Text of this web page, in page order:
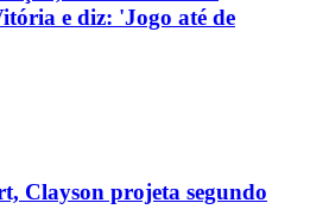
e diz: 'Jogo até de
Clayson projeta segundo